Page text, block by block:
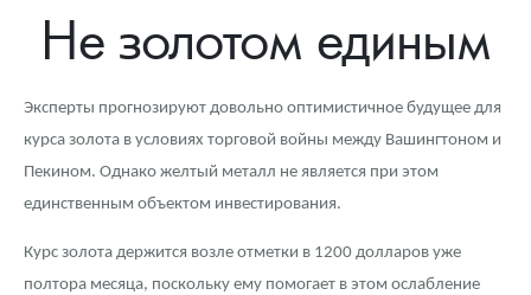
Инвестиционные монеты
Монеты Россия и СССР
Памятные и старинные монеты
Памятные монеты России и СССР
Монеты Царской России
Монеты стран мира после 1950г
Георгий Победоносец
Золотой червонец Сеятель
Как сделать заказ
Подлинность монет
Гарантии
Выкуп монет
Доставка
Услуги
Информация
Распродажа монет и жетонов
Аналитика и события
Итоги 2025 года. Прогноз курсов золота, серебра, платины на
2026 год
Cтатьи
Котировки
Курс золота и серебра
Контакты
Не золотом единым
Эксперты прогнозируют довольно оптимистичное будущее для
курса золота в условиях торговой войны между Вашингтоном и
Пекином. Однако желтый металл не является при этом
единственным объектом инвестирования.
Курс золота держится возле отметки в 1200 долларов уже
полтора месяца, поскольку ему помогает в этом ослабление